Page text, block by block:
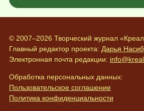
© 2007–2026 Творческий журнал
Главный редактор проекта: Дарья
Электронная почта редакции:
Обработка персональных данных:
Пользовательское соглашение
Политика конфиденциальности